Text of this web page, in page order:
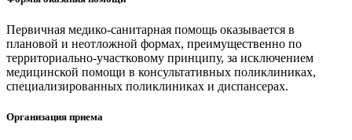
Первичная медико-санитарная помощь оказывается в
плановой и неотложной формах, преимущественно по
территориально-участковому принципу, за исключением
медицинской помощи в консультативных поликлиниках,
специализированных поликлиниках и диспансерах.
Организация приема